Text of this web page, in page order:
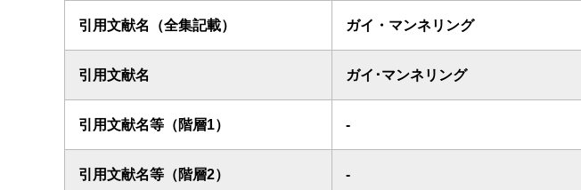
引用文献名（全集記載） ガイ・マンネリング
引用文献名 ガイ･マンネリング
引用文献名等（階層1） -
引用文献名等（階層2） -